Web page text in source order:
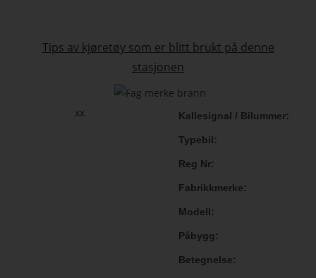
Tips av kjøretøy som er blitt brukt på denne
stasjonen
xx Kallesignal / Bilummer
Typebil
Reg Nr
Fabrikkmerke
Modell
Påbygg
Betegnelse